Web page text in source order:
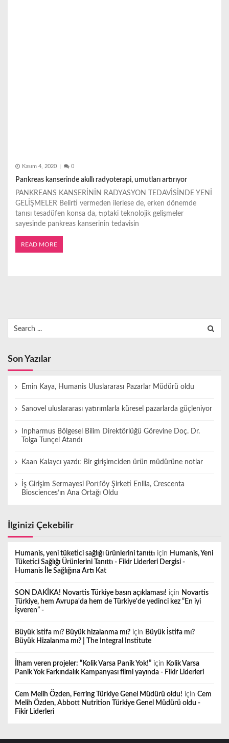
Kasım 4, 2020 0
Pankreas kanserinde akıllı radyoterapi, umutları artırıyor
PANKREANS KANSERİNİN RADYASYON TEDAVİSİNDE YENİ
GELİŞMELER Belirti vermeden ilerlese de, erken dönemde
tanısı tesadüfen konsa da, tıptaki teknolojik gelişmeler
sayesinde pankreas kanserinin tedavisin
READ MORE
for:
Son Yazılar
Emin Kaya, Humanis Uluslararası Pazarlar Müdürü oldu
Sanovel uluslararası yatırımlarla küresel pazarlarda güçleniyor
Inpharmus Bölgesel Bilim Direktörlüğü Görevine Doç. Dr.
Tolga Tunçel Atandı
Kaan Kalaycı yazdı: Bir girişimciden ürün müdürüne notlar
İş Girişim Sermayesi Portföy Şirketi Enlila, Crescenta
Biosciences’ın Ana Ortağı Oldu
İlginizi Çekebilir
Humanis, yeni tüketici sağlığı ürünlerini tanıttı için Humanis, Yeni
Tüketici Sağlığı Ürünlerini Tanıttı - Fikir Liderleri Dergisi -
Humanis İle Sağlığına Artı Kat
SON DAKİKA! Novartis Türkiye basın açıklaması! için Novartis
Türkiye, hem Avrupa'da hem de Türkiye'de yedinci kez “En iyi
İşveren” -
Büyük istifa mı? Büyük hizalanma mı? için Büyük İstifa mı?
Büyük Hizalanma mı? | The Integral Institute
İlham veren projeler: “Kolik Varsa Panik Yok!” için Kolik Varsa
Panik Yok Farkındalık Kampanyası filmi yayında - Fikir Liderleri
Cem Melih Özden, Ferring Türkiye Genel Müdürü oldu! için Cem
Melih Özden, Abbott Nutrition Türkiye Genel Müdürü oldu -
Fikir Liderleri